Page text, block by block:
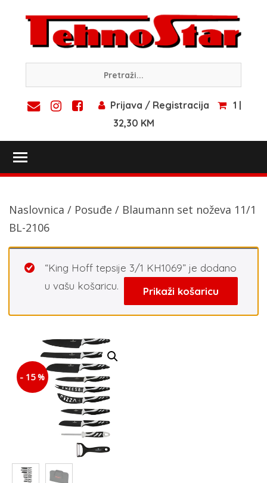
content
Prijava / Registracija
1 |
32,30 KM
Naslovnica / Posuđe / Blaumann set noževa 11/1
BL-2106
“King Hoff tepsije 3/1 KH1069” je dodano
u vašu košaricu.
Prikaži košaricu
- 15 %